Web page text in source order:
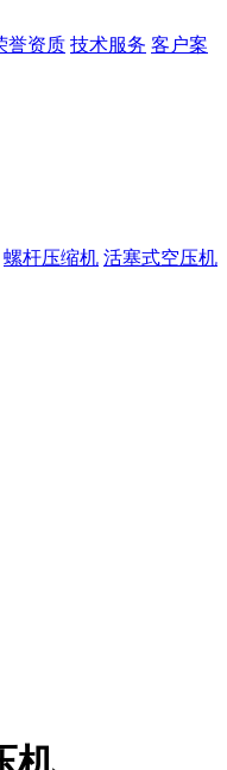
誉资质 技术服务 客户案
螺杆压缩机 活塞式空压机